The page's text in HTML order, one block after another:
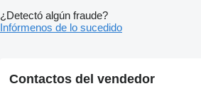
¿Detectó algún fraude?
Infórmenos de lo sucedido
Contactos del vendedor